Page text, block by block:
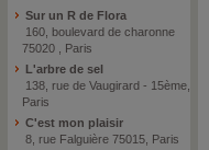
Sur un R de Flora
160, boulevard de charonne
75020 , Paris
L'arbre de sel
138, rue de Vaugirard - 15ème,
Paris
C'est mon plaisir
8, rue Falguière 75015, Paris